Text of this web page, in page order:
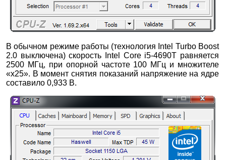
В обычном режиме работы (технология Intel Turbo Boost
2.0 выключена) скорость Intel Core i5-4690T равняется
2500 МГц, при опорной частоте 100 МГц и множителе
«х25». В момент снятия показаний напряжение на ядре
составило 0,933 В.